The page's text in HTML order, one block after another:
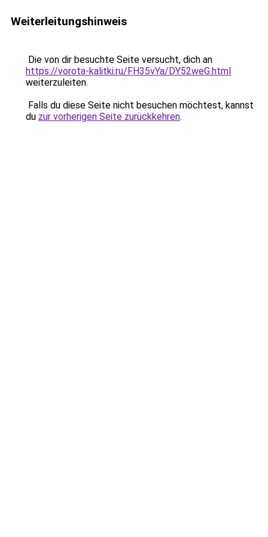
Weiterleitungshinweis
Die von dir besuchte Seite versucht, dich an
https://vorota-kalitki.ru/FH35vYa/DY52weG.html
weiterzuleiten.
Falls du diese Seite nicht besuchen möchtest, kannst
du zur vorherigen Seite zurückkehren.